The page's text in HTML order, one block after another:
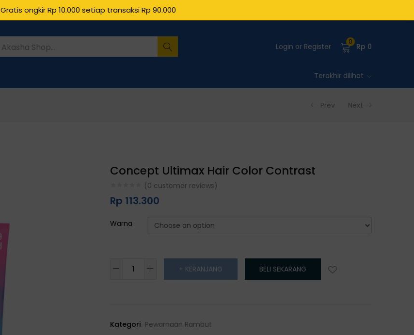
Login or Register
0
Rp 0
Terakhir dilihat
Prev Next
Concept Ultimax Hair Color Contrast
(0 customer reviews)
Rp 113.300
Warna
Concept
quantity
+ KERANJANG BELI SEKARANG
Kategori Pewarnaan Rambut
Gratis ongkir Rp 10.000 setiap transaksi Rp 90.000